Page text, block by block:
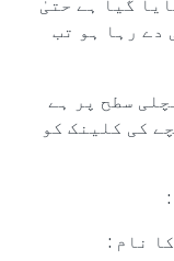
دے رہا ہو تب
سطح پر ہے
کی کلینک کو
نام :